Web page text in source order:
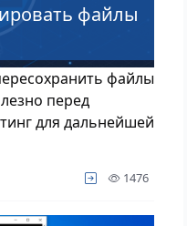
файлы
файлы
перед
для дальнейшей
1476